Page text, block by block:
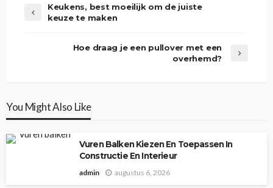
Keukens, best moeilijk om de juiste
keuze te maken
Hoe draag je een pullover met een
overhemd?
You Might Also Like
Vuren Balken Kiezen En Toepassen In
Constructie En Interieur
admin augustus 6, 2026